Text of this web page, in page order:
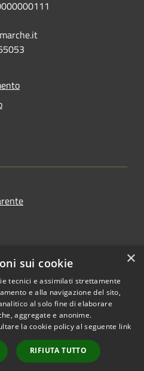
Copyright © 2026 • Comune di
Ostra Vetere • Powered by
Municipium•
Accesso
redazione
×
sui cookie
tecnici e assimilati strettamente
e alla navigazione del sito,
al solo fine di elaborare
aggregate e anonime.
la cookie policy al seguente link
RIFIUTA TUTTO